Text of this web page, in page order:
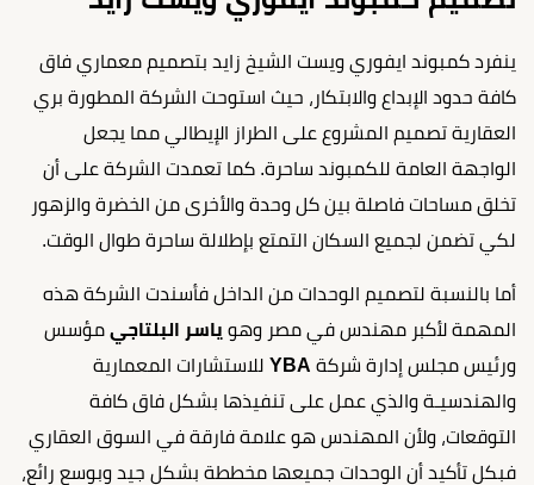
ينفرد كمبوند ايفوري ويست الشيخ زايد بتصميم معماري فاق
كافة حدود الإبداع والابتكار، حيث استوحت الشركة المطورة بري
العقارية تصميم المشروع على الطراز الإيطالي مما يجعل
الواجهة العامة للكمبوند ساحرة. كما تعمدت الشركة على أن
تخلق مساحات فاصلة بين كل وحدة والأخرى من الخضرة والزهور
لكي تضمن لجميع السكان التمتع بإطلالة ساحرة طوال الوقت.
أما بالنسبة لتصميم الوحدات من الداخل فأسندت الشركة هذه
المهمة لأكبر مهندس في مصر وهو ياسر البلتاجي مؤسس
ورئيس مجلس إدارة شركة YBA للاستشارات المعمارية
والهندسيـة والذي عمل على تنفيذها بشكل فاق كافة
التوقعات، ولأن المهندس هو علامة فارقة في السوق العقاري
فبكل تأكيد أن الوحدات جميعها مخططة بشكل جيد وبوسع رائع،